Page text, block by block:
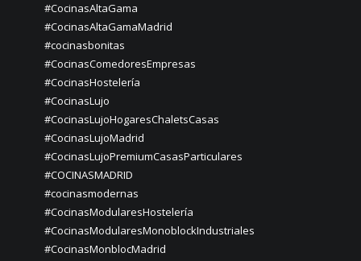
#CocinasAltaGama
#CocinasAltaGamaMadrid
#cocinasbonitas
#CocinasComedoresEmpresas
#CocinasHostelería
#CocinasLujo
#CocinasLujoHogaresChaletsCasas
#CocinasLujoMadrid
#CocinasLujoPremiumCasasParticulares
#COCINASMADRID
#cocinasmodernas
#CocinasModularesHostelería
#CocinasModularesMonoblockIndustriales
#CocinasMonblocMadrid